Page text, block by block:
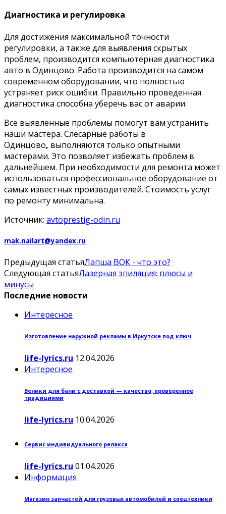
Диагностика и регулировка
Для достижения максимальной точности
регулировки, а также для выявления скрытых
проблем, производится компьютерная диагностика
авто в Одинцово. Работа производится на самом
современном оборудовании, что полностью
устраняет риск ошибки. Правильно проведенная
диагностика способна уберечь вас от аварии.
Все выявленные проблемы помогут вам устранить
наши мастера. Слесарные работы в
Одинцово, выполняются только опытными
мастерами. Это позволяет избежать проблем в
дальнейшем. При необходимости для ремонта может
использоваться профессиональное оборудование от
самых известных производителей. Стоимость услуг
по ремонту минимальна.
Источник: avtoprestig-odin.ru
mak.nailart@yandex.ru
Предыдущая статьяЛапша ВОК - что это?
Следующая статьяЛазерная эпиляция: плюсы и
минусы
Последние новости
Интересное
Изготовление наружной рекламы в Иркутске под ключ
life-lyrics.ru 12.04.2026
Интересное
Веники для бани с доставкой — качество, проверенное
традициями
life-lyrics.ru 10.04.2026
Сервис индивидуального релакса
life-lyrics.ru 01.04.2026
Информация
Магазин запчастей для грузовых автомобилей и спецтехники